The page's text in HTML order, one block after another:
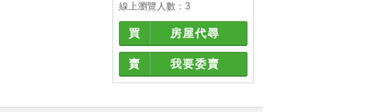
線上瀏覽人數：3
買 房屋代尋
賣 我要委賣